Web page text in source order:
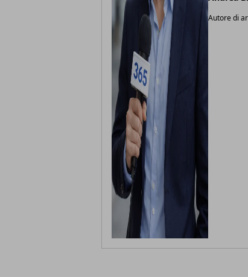
Autore di